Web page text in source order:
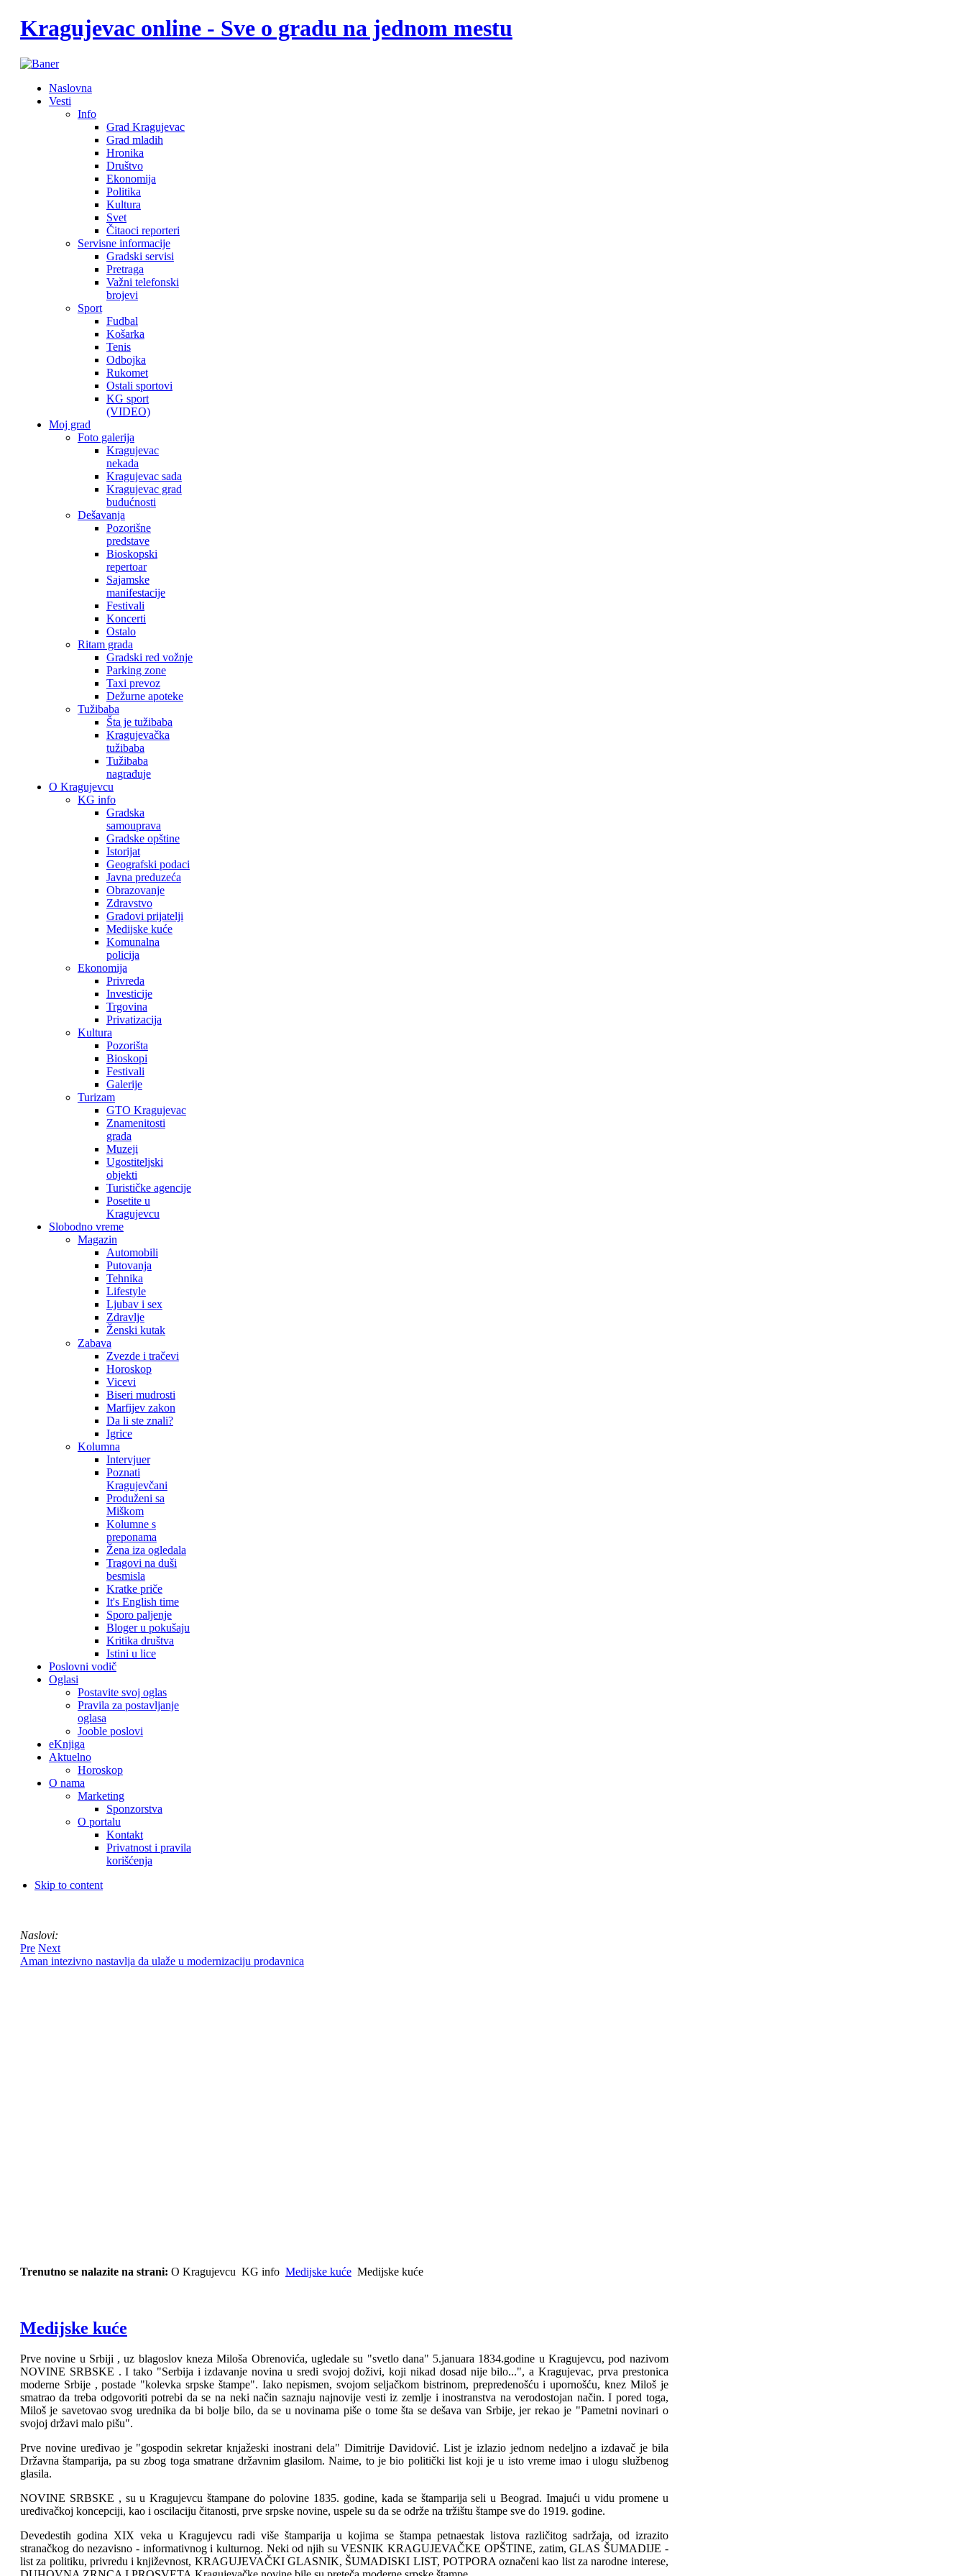
Kragujevac online - Sve o gradu na jednom mestu
Naslovna
Vesti
Info
Grad Kragujevac
Grad mladih
Hronika
Društvo
Ekonomija
Politika
Kultura
Svet
Čitaoci reporteri
Servisne informacije
Gradski servisi
Pretraga
Važni telefonski
brojevi
Sport
Fudbal
Košarka
Tenis
Odbojka
Rukomet
Ostali sportovi
KG sport
(VIDEO)
Moj grad
Foto galerija
Kragujevac
nekada
Kragujevac sada
Kragujevac grad
budućnosti
Dešavanja
Pozorišne
predstave
Bioskopski
repertoar
Sajamske
manifestacije
Festivali
Koncerti
Ostalo
Ritam grada
Gradski red vožnje
Parking zone
Taxi prevoz
Dežurne apoteke
Tužibaba
Šta je tužibaba
Kragujevačka
tužibaba
Tužibaba
nagrađuje
O Kragujevcu
KG info
Gradska
samouprava
Gradske opštine
Istorijat
Geografski podaci
Javna preduzeća
Obrazovanje
Zdravstvo
Gradovi prijatelji
Medijske kuće
Komunalna
policija
Ekonomija
Privreda
Investicije
Trgovina
Privatizacija
Kultura
Pozorišta
Bioskopi
Festivali
Galerije
Turizam
GTO Kragujevac
Znamenitosti
grada
Muzeji
Ugostiteljski
objekti
Turističke agencije
Posetite u
Kragujevcu
Slobodno vreme
Magazin
Automobili
Putovanja
Tehnika
Lifestyle
Ljubav i sex
Zdravlje
Ženski kutak
Zabava
Zvezde i tračevi
Horoskop
Vicevi
Biseri mudrosti
Marfijev zakon
Da li ste znali?
Igrice
Kolumna
Intervjuer
Poznati
Kragujevčani
Produženi sa
Miškom
Kolumne s
preponama
Žena iza ogledala
Tragovi na duši
besmisla
Kratke priče
It's English time
Sporo paljenje
Bloger u pokušaju
Kritika društva
Istini u lice
Poslovni vodič
Oglasi
Postavite svoj oglas
Pravila za postavljanje
oglasa
Jooble poslovi
eKnjiga
Aktuelno
Horoskop
O nama
Marketing
Sponzorstva
O portalu
Kontakt
Privatnost i pravila
korišćenja
Skip to content
Naslovi:
Pre Next
Aman intezivno nastavlja da ulaže u modernizaciju prodavnica
Trenutno se nalazite na strani: O Kragujevcu KG info Medijske kuće Medijske kuće
Medijske kuće
Prve novine u Srbiji , uz blagoslov kneza Miloša Obrenovića, ugledale su "svetlo dana" 5.januara 1834.godine u Kragujevcu, pod nazivom
NOVINE SRBSKE . I tako "Serbija i izdavanje novina u sredi svojoj doživi, koji nikad dosad nije bilo...", a Kragujevac, prva prestonica
moderne Srbije , postade "kolevka srpske štampe". Iako nepismen, svojom seljačkom bistrinom, prepredenošću i upornošću, knez Miloš je
smatrao da treba odgovoriti potrebi da se na neki način saznaju najnovije vesti iz zemlje i inostranstva na verodostojan način. I pored toga,
Miloš je savetovao svog urednika da bi bolje bilo, da se u novinama piše o tome šta se dešava van Srbije, jer rekao je "Pametni novinari o
svojoj državi malo pišu".
Prve novine uređivao je "gospodin sekretar knjažeski inostrani dela" Dimitrije Davidović. List je izlazio jednom nedeljno a izdavač je bila
Državna štamparija, pa su zbog toga smatrane državnim glasilom. Naime, to je bio politički list koji je u isto vreme imao i ulogu službenog
glasila.
NOVINE SRBSKE , su u Kragujevcu štampane do polovine 1835. godine, kada se štamparija seli u Beograd. Imajući u vidu promene u
uređivačkoj koncepciji, kao i oscilaciju čitanosti, prve srpske novine, uspele su da se održe na tržištu štampe sve do 1919. godine.
Devedestih godina XIX veka u Kragujevcu radi više štamparija u kojima se štampa petnaestak listova različitog sadržaja, od izrazito
stranačkog do nezavisno - informativnog i kulturnog. Neki od njih su VESNIK KRAGUJEVAČKE OPŠTINE, zatim, GLAS ŠUMADIJE -
list za politiku, privredu i književnost, KRAGUJEVAČKI GLASNIK, ŠUMADISKI LIST, POTPORA označeni kao list za narodne interese,